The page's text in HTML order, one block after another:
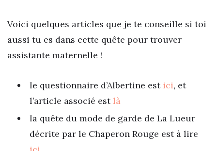
Voici quelques articles que je te conseille si toi
aussi tu es dans cette quête pour trouver
assistante maternelle !
le questionnaire d’Albertine est ici, et
l’article associé est là
la quête du mode de garde de La Lueur
décrite par le Chaperon Rouge est à lire